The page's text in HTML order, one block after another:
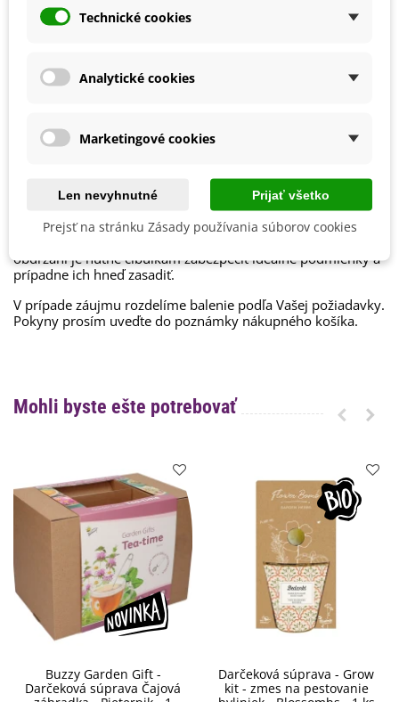
Obdobie Výsadby
Balenie cibuľovín
Každý druh cibuliek je označený názvom, obrázkom a
Chceme byť šetrní k prírode, preto cibuľoviny balíme do
papierových recyklovateľných sáčkov a cibuľky toho istého
druhu nabalíme dohromady.
obdržaní je nutné cibuľkám zabezpečiť ideálne podmienky a
prípadne ich hneď zasadiť.
V prípade záujmu rozdelíme balenie podľa Vašej požiadavky.
Pokyny prosím uveďte do poznámky nákupného košíka.
Mohli byste ešte potrebovať
Buzzy Garden Gift -
Darčeková súprava Čajová
Darčeková súprava - Grow
kit - zmes na pestovanie
Technické cookies
Analytické cookies
Marketingové cookies
Len nevyhnutné Prijať všetko
Prejsť na stránku Zásady používania súborov cookies